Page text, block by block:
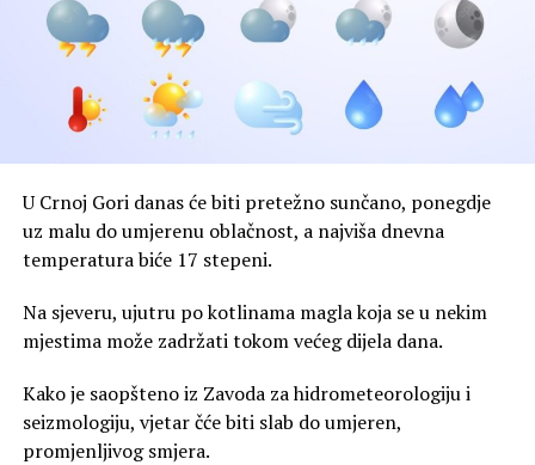
U Crnoj Gori danas će biti pretežno sunčano, ponegdje
uz malu do umjerenu oblačnost, a najviša dnevna
temperatura biće 17 stepeni.
Na sjeveru, ujutru po kotlinama magla koja se u nekim
mjestima može zadržati tokom većeg dijela dana.
Kako je saopšteno iz Zavoda za hidrometeorologiju i
seizmologiju, vjetar čće biti slab do umjeren,
promjenljivog smjera.